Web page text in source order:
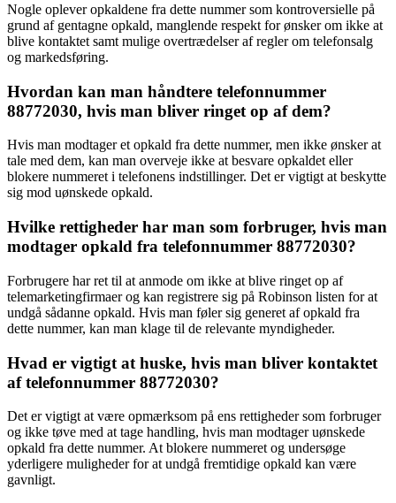
Nogle oplever opkaldene fra dette nummer som kontroversielle på
grund af gentagne opkald, manglende respekt for ønsker om ikke at
blive kontaktet samt mulige overtrædelser af regler om telefonsalg
og markedsføring.
Hvordan kan man håndtere telefonnummer
88772030, hvis man bliver ringet op af dem?
Hvis man modtager et opkald fra dette nummer, men ikke ønsker at
tale med dem, kan man overveje ikke at besvare opkaldet eller
blokere nummeret i telefonens indstillinger. Det er vigtigt at beskytte
sig mod uønskede opkald.
Hvilke rettigheder har man som forbruger, hvis man
modtager opkald fra telefonnummer 88772030?
Forbrugere har ret til at anmode om ikke at blive ringet op af
telemarketingfirmaer og kan registrere sig på Robinson listen for at
undgå sådanne opkald. Hvis man føler sig generet af opkald fra
dette nummer, kan man klage til de relevante myndigheder.
Hvad er vigtigt at huske, hvis man bliver kontaktet
af telefonnummer 88772030?
Det er vigtigt at være opmærksom på ens rettigheder som forbruger
og ikke tøve med at tage handling, hvis man modtager uønskede
opkald fra dette nummer. At blokere nummeret og undersøge
yderligere muligheder for at undgå fremtidige opkald kan være
gavnligt.